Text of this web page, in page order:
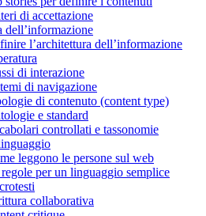
di accettazione
dell’informazione
l’architettura dell’informazione
di interazione
di navigazione
di contenuto (content type)
e standard
controllati e tassonomie
leggono le persone sul web
per un linguaggio semplice
collaborativa